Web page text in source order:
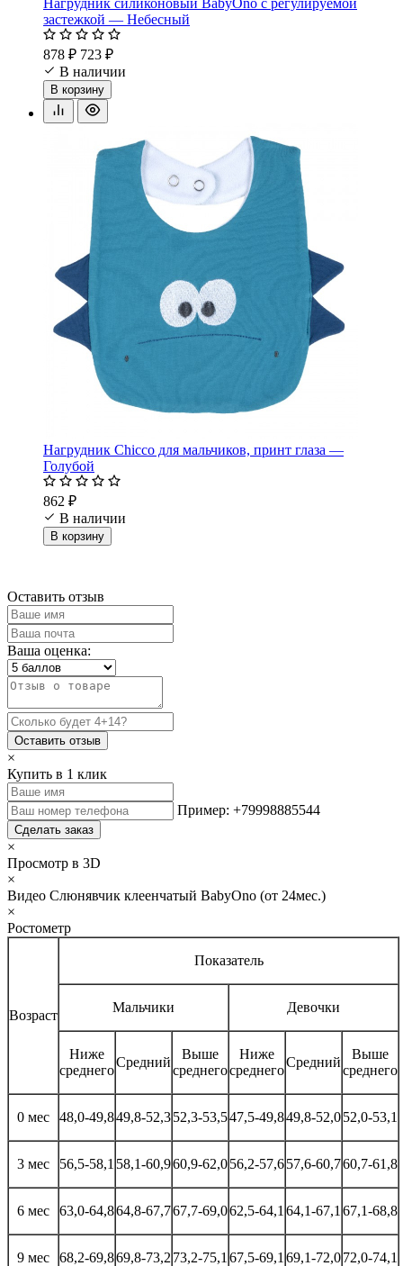
застежкой — Небесный
878 ₽ 723 ₽
В наличии
В корзину
Нагрудник Chicco для мальчиков, принт глаза —
Голубой
862 ₽
В наличии
В корзину
Оставить отзыв
Ваша оценка:
Оставить отзыв
×
Купить в 1 клик
Пример: +79998885544
Сделать заказ
×
Просмотр в 3D
×
Видео Слюнявчик клеенчатый BabyOno (от 24мес.)
×
Ростометр
Возраст
Показатель
Мальчики Девочки
Ниже
среднего
Средний
Выше
среднего
Ниже
среднего
Средний
Выше
среднего
0 мес 48,0-49,849,8-52,352,3-53,547,5-49,849,8-52,052,0-53,1
3 мес 56,5-58,1 58,1-60,960,9-62,056,2-57,657,6-60,760,7-61,8
6 мес 63,0-64,864,8-67,767,7-69,062,5-64,1 64,1-67,1 67,1-68,8
9 мес 68,2-69,869,8-73,2 73,2-75,1 67,5-69,1 69,1-72,072,0-74,1